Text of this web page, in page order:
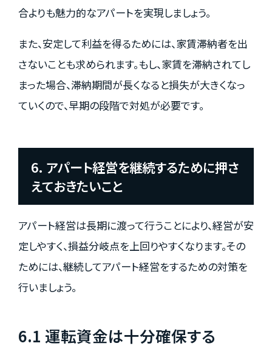
合よりも魅力的なアパートを実現しましょう。
また、安定して利益を得るためには、家賃滞納者を出
さないことも求められます。もし、家賃を滞納されてし
まった場合、滞納期間が長くなると損失が大きくなっ
ていくので、早期の段階で対処が必要です。
6. アパート経営を継続するために押さ
えておきたいこと
アパート経営は長期に渡って行うことにより、経営が安
定しやすく、損益分岐点を上回りやすくなります。その
ためには、継続してアパート経営をするための対策を
行いましょう。
6.1 運転資金は十分確保する